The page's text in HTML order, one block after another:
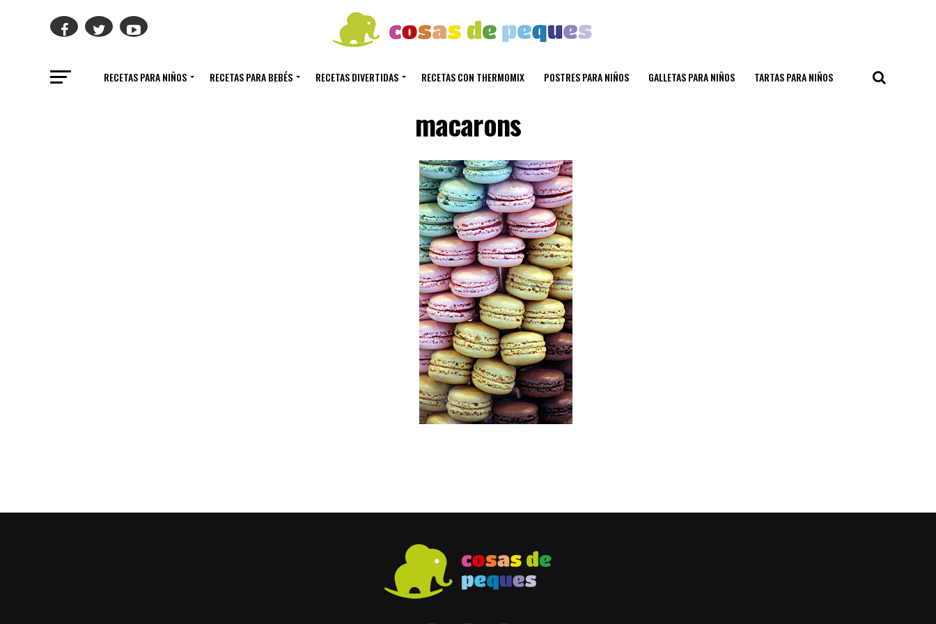
RECETAS PARA NIÑOS RECETAS PARA BEBÉS RECETAS DIVERTIDAS RECETAS CON THERMOMIX POSTRES PARA NIÑOS GALLETAS PARA NIÑOS TARTAS PARA NIÑOS
macarons